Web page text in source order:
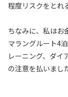
程度リスクをとれ
ちなみに、私はお
マラングルート4
レーニング、ダイ
の注意を払いまし